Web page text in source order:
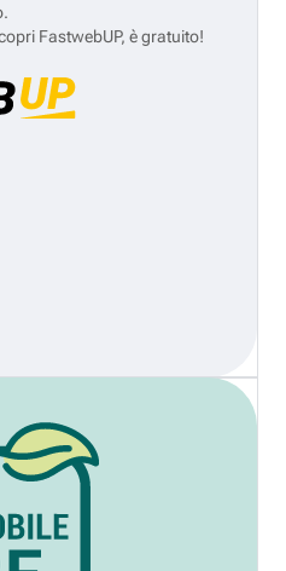
FastwebUP, è gratuito!